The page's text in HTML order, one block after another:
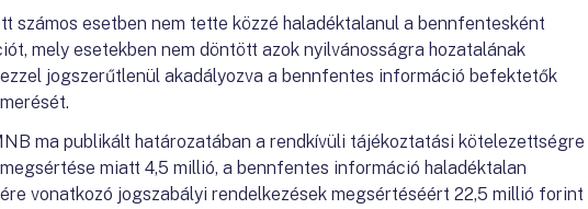
számos esetben nem tette közzé haladéktalanul a bennfentesként
mely esetekben nem döntött azok nyilvánosságra hozatalának
jogszerűtlenül akadályozva a bennfentes információ befektetők
ma publikált határozatában a rendkívüli tájékoztatási kötelezettségre
miatt 4,5 millió, a bennfentes információ haladéktalan
vonatkozó jogszabályi rendelkezések megsértéséért 22,5 millió forint